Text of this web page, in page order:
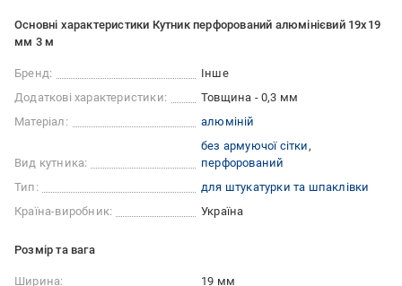
Основні характеристики Кутник перфорований алюмінієвий 19х19
мм 3 м
Бренд:
Інше
Додаткові характеристики:
Товщина - 0,3 мм
Матеріал:
алюміній
Вид кутника:
без армуючої сітки
перфорований
Тип:
для штукатурки та шпаклівки
Країна-виробник:
Україна
Розмір та вага
Ширина: 19 мм